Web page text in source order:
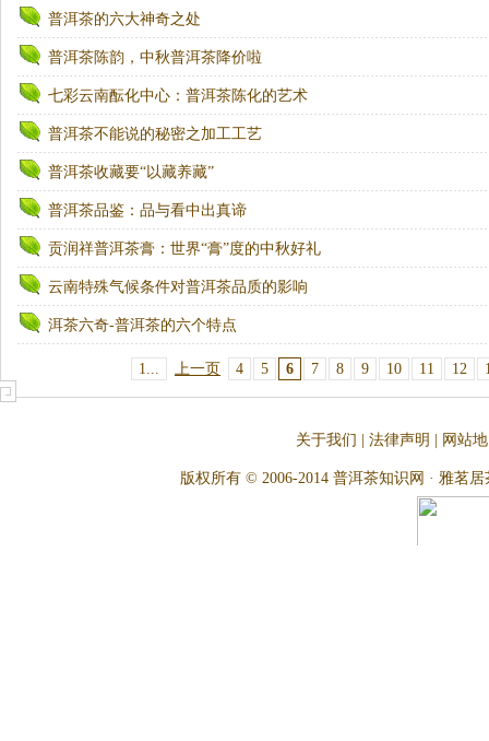
普洱茶的六大神奇之处
普洱茶陈韵，中秋普洱茶降价啦
七彩云南酝化中心：普洱茶陈化的艺术
普洱茶不能说的秘密之加工工艺
普洱茶收藏要“以藏养藏”
普洱茶品鉴：品与看中出真谛
贡润祥普洱茶膏：世界“膏”度的中秋好礼
云南特殊气候条件对普洱茶品质的影响
洱茶六奇-普洱茶的六个特点
1... 上一页 4 5 6 7 8 9 10 11 12
关于我们 法律声明 网站
版权所有 © 2006-2014 普洱茶知识网 · 雅茗